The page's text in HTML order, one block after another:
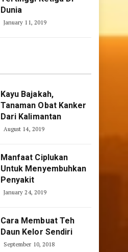
Dunia
January 11, 2019
Kayu Bajakah,
Tanaman Obat Kanker
Dari Kalimantan
August 14, 2019
Manfaat Ciplukan
Untuk Menyembuhkan
Penyakit
January 24, 2019
Cara Membuat Teh
Daun Kelor Sendiri
September 10, 2018